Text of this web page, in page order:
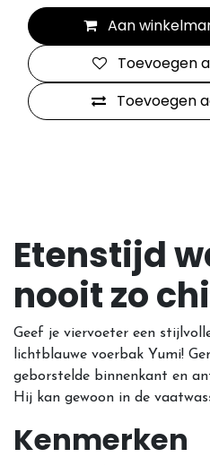
Aan
Toevoegen
Toevoegen
Etenstijd
nooit zo
Geef je viervoeter een
lichtblauwe voerbak Yumi!
geborstelde binnenkant en
Hij kan gewoon in de
Kenmerken